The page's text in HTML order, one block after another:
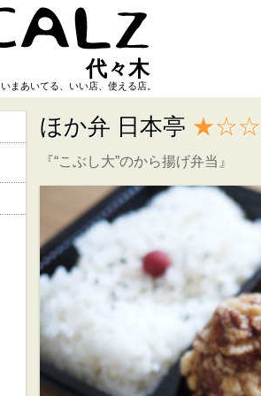
代々木
まあいてる、いい店、使える店。
ほか弁 日本亭 ★☆☆
『“こぶし大”のから揚げ弁当』